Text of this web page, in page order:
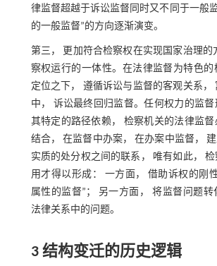
律监督超越于诉讼监督同时又不同于一般
的一般监督”的方向逐渐演变。
第三， 更加符合检察权在实现国家治理的
察权运行的一体性。在法律监督为特色的
定位之下， 遵循诉讼与监督的客观关系，
中， 诉讼最终回归监督。任何权力的监督
其特定的路径依赖， 检察机关的法律监
结合， 在监督中办案， 在办案中监督，
实质的处分权之间的联系， 唯有如此，
用才得以形成： 一方面， 借助诉权的刚
属性的监督”； 另一方面， 将监督问题
法律关系中的问题。
3 结构变迁的历史逻辑